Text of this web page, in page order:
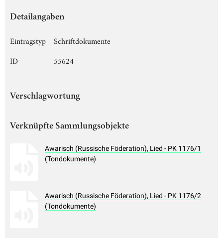
Detailangaben
Eintragstyp
Schriftdokumente
ID
55624
Verschlagwortung
Verknüpfte Sammlungsobjekte
Awarisch (Russische Föderation), Lied - PK 1176/1
(Tondokumente)
Awarisch (Russische Föderation), Lied - PK 1176/2
(Tondokumente)